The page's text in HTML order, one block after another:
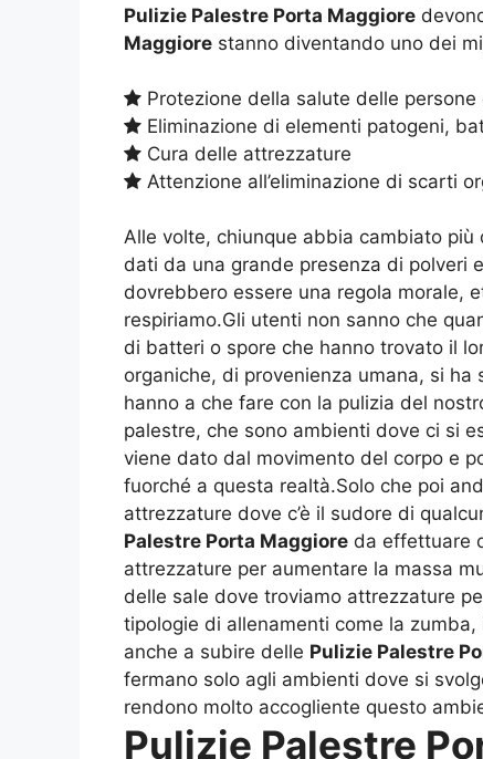
Pulizie Palestre Porta Maggiore
Maggiore stanno diventando uno dei
Protezione della salute delle
Eliminazione di elementi patogeni,
Cura delle attrezzature
Attenzione all’eliminazione di scarti
Alle volte, chiunque abbia cambiato
dati da una grande presenza di polveri
dovrebbero essere una regola morale,
respiriamo.Gli utenti non sanno che
di batteri o spore che hanno trovato il
organiche, di provenienza umana, si
hanno a che fare con la pulizia del
palestre, che sono ambienti dove ci si
viene dato dal movimento del corpo e
fuorché a questa realtà.Solo che poi
attrezzature dove c’è il sudore di
Palestre Porta Maggiore da effettuare
attrezzature per aumentare la massa
delle sale dove troviamo attrezzature
tipologie di allenamenti come la
anche a subire delle Pulizie Palestre
fermano solo agli ambienti dove si
rendono molto accogliente questo
Pulizie Palestre